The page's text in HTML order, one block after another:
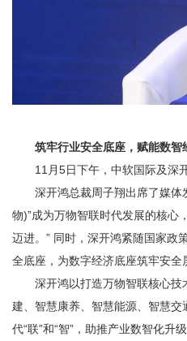
筑牢行业安全底座，赋能数智
11月5日下午，中软国际及深开
深开鸿总裁周子翔出席了媒体发
物)”成为万物智联时代发展的核心
迈进。” 同时，深开鸿紧随国家政
全底座，为数字经济底座筑牢安
深开鸿以打造万物智联核心技术
建、智慧康养、智慧能源、智慧
代“联”和“智”，助推产业数智化升级